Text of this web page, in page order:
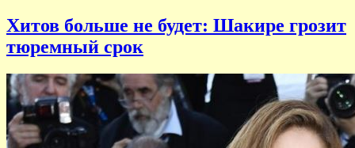
Хитов больше не будет: Шакире грозит
тюремный срок